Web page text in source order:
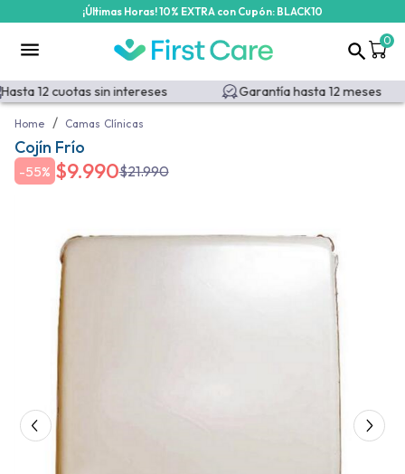
¡Últimas Horas! 10% EXTRA con Cupón: BLACK10
0
12 cuotas sin intereses Garantía hasta 12 meses
Home / Camas Clínicas
Cojín Frío
-55% $9.990$21.990